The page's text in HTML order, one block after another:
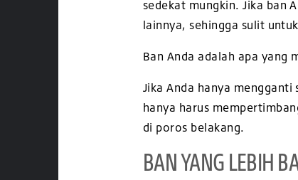
sedekat mungkin. Jika ban
lainnya, sehingga sulit
Ban Anda adalah apa
Jika Anda hanya
hanya harus
di poros belakang.
BAN YANG LEBIH